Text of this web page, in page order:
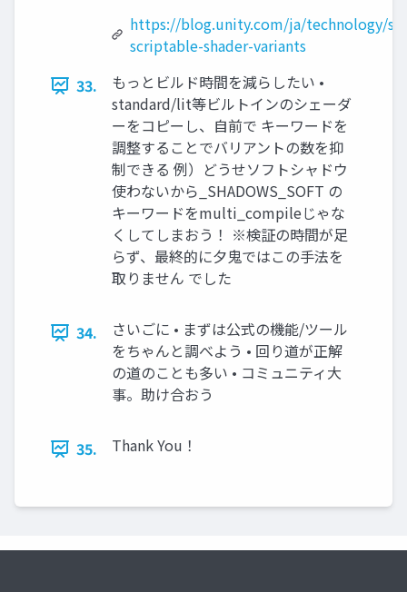
https://blog.unity.com/ja/technology/
scriptable-shader-variants
33.
もっとビルド時間を減らしたい •
standard/lit等ビルトインのシェーダ
ーをコピーし、⾃前で キーワードを
調整することでバリアントの数を抑
制できる 例）どうせソフトシャドウ
使わないから_SHADOWS_SOFT の
キーワードをmulti_compileじゃな
くしてしまおう！ ※検証の時間が⾜
らず、最終的に⼣⻤ではこの⼿法を
取りません でした
34.
さいごに • まずは公式の機能/ツール
をちゃんと調べよう • 回り道が正解
の道のことも多い • コミュニティ⼤
事。助け合おう
35. Thank You！